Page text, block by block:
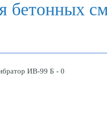
бетонных